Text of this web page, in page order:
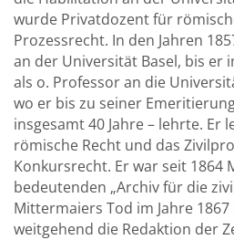
wurde Privatdozent für
Prozessrecht. In den Jahren
an der Universität Basel, bis er
als o. Professor an die
wo er bis zu seiner
insgesamt 40 Jahre – lehrte. Er
römische Recht und das
Konkursrecht. Er war seit 1864
bedeutenden „Archiv für die
Mittermaiers Tod im Jahre
weitgehend die Redaktion der